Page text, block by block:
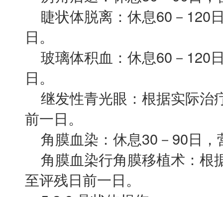
睫状体脱离：休息60－120
日。
玻璃体积血：休息60－120
日。
继发性青光眼：根据实际治
前一日。
角膜血染：休息30－90日，
角膜血染行角膜移植术：根
至评残日前一日。